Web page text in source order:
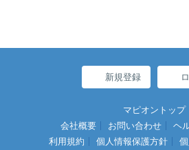
新規登録
マピオントップ
会社概要
お問い合わせ ヘ
利用規約
個人情報保護方針